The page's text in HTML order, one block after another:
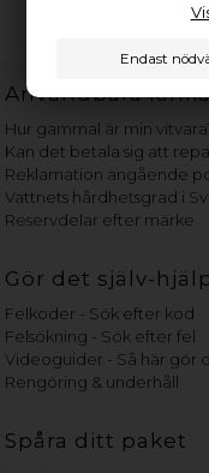
Användbara
Hur gammal är min
Kan det betala sig att
Reklamation angående
Vattnets hårdhetsgrad i
Reservdelar efter märke
Gör det själv-
Felkoder - Sök efter kod
Felsökning - Sök efter fel
Videoguider - Så här gör
Rengöring & underhåll
Spåra ditt paket